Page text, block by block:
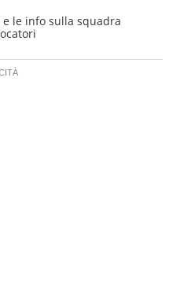
le info sulla squadra